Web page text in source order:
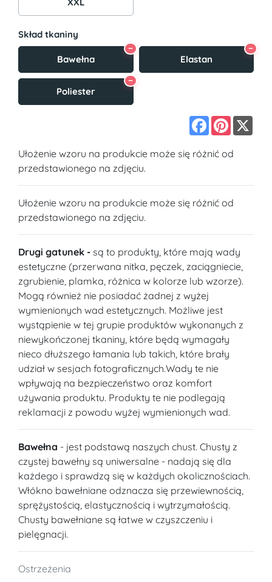
Skład tkaniny
Bawełna
−
Elastan
−
Poliester
−
Facebook
Pinterest
Ułożenie wzoru na produkcie może się różnić od
przedstawionego na zdjęciu.
Ułożenie wzoru na produkcie może się różnić od
przedstawionego na zdjęciu.
Drugi gatunek - są to produkty, które mają wady
estetyczne (przerwana nitka, pęczek, zaciągniecie,
zgrubienie, plamka, różnica w kolorze lub wzorze).
Mogą również nie posiadać żadnej z wyżej
wymienionych wad estetycznych. Możliwe jest
wystąpienie w tej grupie produktów wykonanych z
niewykończonej tkaniny, które będą wymagały
nieco dłuższego łamania lub takich, które brały
udział w sesjach fotograficznych.Wady te nie
wpływają na bezpieczeństwo oraz komfort
używania produktu. Produkty te nie podlegają
reklamacji z powodu wyżej wymienionych wad.
Bawełna - jest podstawą naszych chust. Chusty z
czystej bawełny są uniwersalne - nadają się dla
każdego i sprawdzą się w każdych okolicznościach.
Włókno bawełniane odznacza się przewiewnością,
sprężystością, elastycznością i wytrzymałością.
Chusty bawełniane są łatwe w czyszczeniu i
pielęgnacji.
Ostrzeżenia